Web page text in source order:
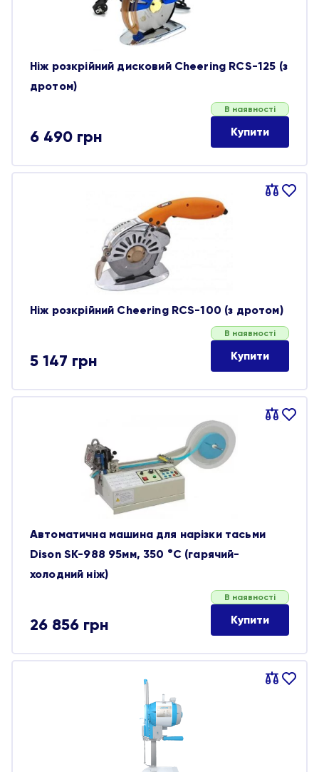
Ніж розкрійний дисковий Cheering RCS-125 (з
дротом)
6 490 грн
В наявності
Купити
Порівняти
В
Ніж розкрійний Cheering RCS-100 (з дротом)
5 147 грн
В наявності
Купити
Порівняти
В
Автоматична машина для нарізки тасьми
Dison SK-988 95мм, 350 °C (гарячий-
холодний ніж)
26 856 грн
В наявності
Купити
Порівняти
В